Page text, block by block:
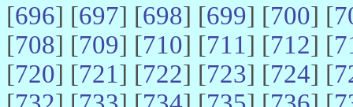
[696] [697] [698] [699] [700] [
[708] [709] [710] [711] [712] [
[720] [721] [722] [723] [724] [